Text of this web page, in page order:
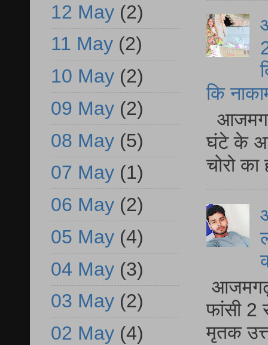
कि
घंटे के
चोरो
आजमगढ़
फांसी 2
मृतक
12 May (2)
11 May (2)
10 May (2)
09 May (2)
08 May (5)
07 May (1)
06 May (2)
05 May (4)
04 May (3)
03 May (2)
02 May (4)